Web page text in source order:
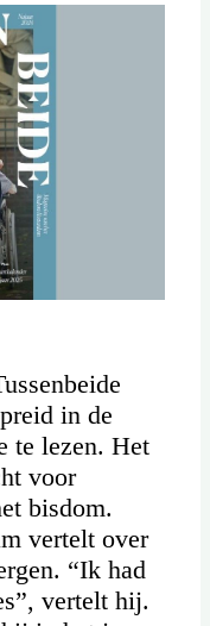
in de
te lezen. Het
voor
bisdom.
vertelt over
“Ik had
vertelt hij.